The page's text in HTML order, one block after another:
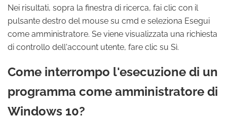
Nei risultati, sopra la finestra di ricerca, fai clic con il
pulsante destro del mouse su cmd e seleziona Esegui
come amministratore. Se viene visualizzata una richiesta
di controllo dell'account utente, fare clic su Sì.
Come interrompo l'esecuzione di un
programma come amministratore di
Windows 10?